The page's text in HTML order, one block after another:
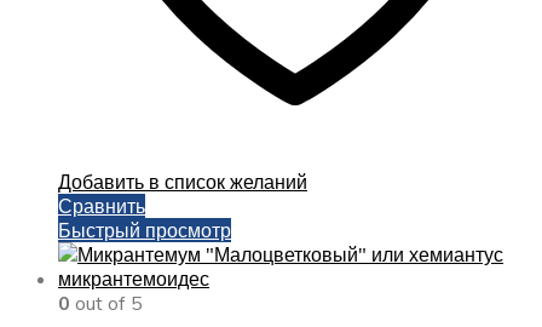
Добавить в список желаний
Сравнить
Быстрый просмотр
0 out of 5